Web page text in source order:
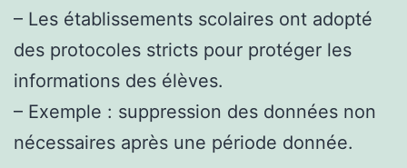
– Les établissements scolaires ont adopté
des protocoles stricts pour protéger les
informations des élèves.
– Exemple : suppression des données non
nécessaires après une période donnée.